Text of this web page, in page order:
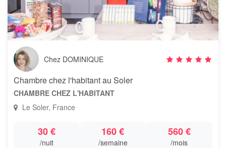
Chez DOMINIQUE
Chambre chez l'habitant au Soler
CHAMBRE CHEZ L'HABITANT
Le Soler, France
30 €
/nuit
160 €
/semaine
560 €
/mois